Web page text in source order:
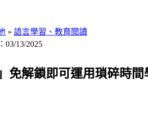
» 語言學習、教育閱讀
03/13/2025
免解鎖即可運用瑣碎時